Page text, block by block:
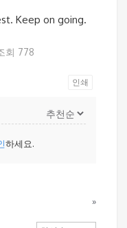
Keep on going.
회 778
인쇄
하세요.
»